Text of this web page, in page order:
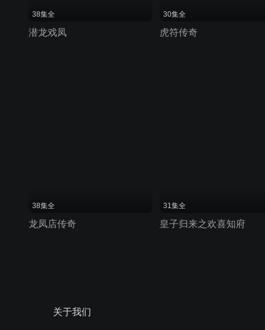
38集全
潜龙戏凤
30集全
虎符传奇
38集全
龙凤店传奇
31集全
皇子归来之欢喜知府
关于我们